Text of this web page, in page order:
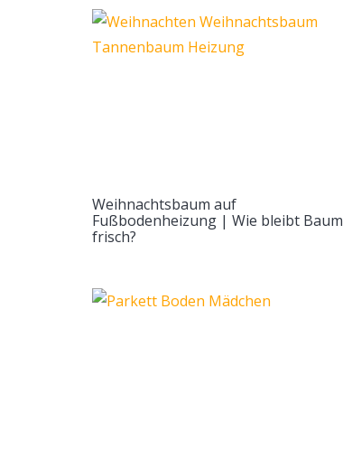
Weihnachtsbaum auf
Fußbodenheizung | Wie bleibt Baum
frisch?